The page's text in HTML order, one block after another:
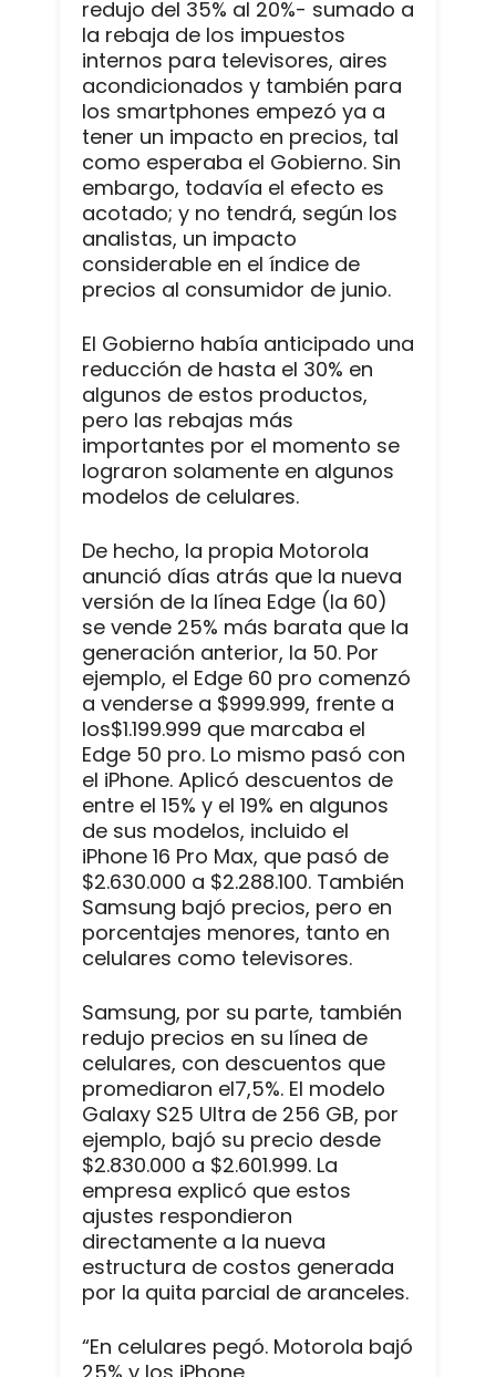
redujo del 35% al 20%- sumado a
la rebaja de los impuestos
internos para televisores, aires
acondicionados y también para
los smartphones empezó ya a
tener un impacto en precios, tal
como esperaba el Gobierno. Sin
embargo, todavía el efecto es
acotado; y no tendrá, según los
analistas, un impacto
considerable en el índice de
precios al consumidor de junio.
El Gobierno había anticipado una
reducción de hasta el 30% en
algunos de estos productos,
pero las rebajas más
importantes por el momento se
lograron solamente en algunos
modelos de celulares.
De hecho, la propia Motorola
anunció días atrás que la nueva
versión de la línea Edge (la 60)
se vende 25% más barata que la
generación anterior, la 50. Por
ejemplo, el Edge 60 pro comenzó
a venderse a $999.999, frente a
los$1.199.999 que marcaba el
Edge 50 pro. Lo mismo pasó con
el iPhone. Aplicó descuentos de
entre el 15% y el 19% en algunos
de sus modelos, incluido el
iPhone 16 Pro Max, que pasó de
$2.630.000 a $2.288.100. También
Samsung bajó precios, pero en
porcentajes menores, tanto en
celulares como televisores.
Samsung, por su parte, también
redujo precios en su línea de
celulares, con descuentos que
promediaron el7,5%. El modelo
Galaxy S25 Ultra de 256 GB, por
ejemplo, bajó su precio desde
$2.830.000 a $2.601.999. La
empresa explicó que estos
ajustes respondieron
directamente a la nueva
estructura de costos generada
por la quita parcial de aranceles.
“En celulares pegó. Motorola bajó